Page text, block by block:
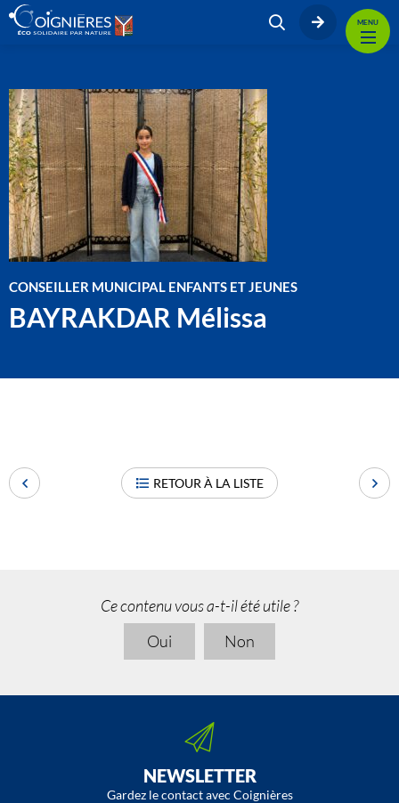
MENU
CONSEILLER MUNICIPAL ENFANTS ET JEUNES
BAYRAKDAR Mélissa
RETOUR À LA LISTE
Ce contenu vous a-t-il été utile ?
Oui
Non
NEWSLETTER
Gardez le contact avec Coignières